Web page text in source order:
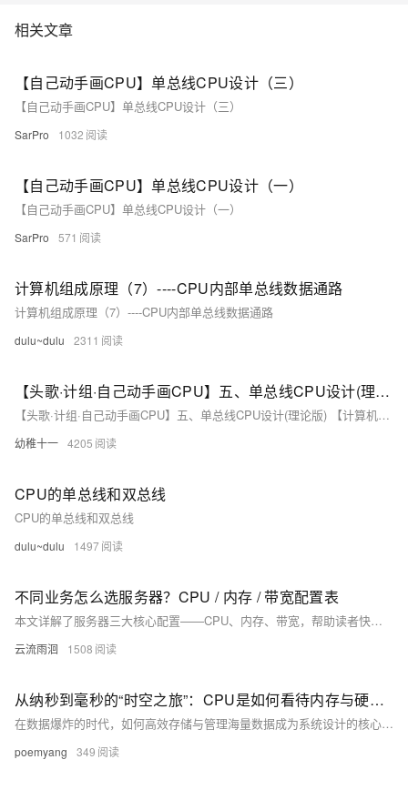
相关文章
【自己动手画CPU】单总线CPU设计（三）
【自己动手画CPU】单总线CPU设计（三）
SarPro 1032
【自己动手画CPU】单总线CPU设计（一）
【自己动手画CPU】单总线CPU设计（一）
SarPro 571
计算机组成原理（7）----CPU内部单总线数据通路
计算机组成原理（7）----CPU内部单总线数据通路
dulu~dulu 2311
【头歌·计组·自己动手画CPU】五、单总线CPU设计(理论版) 【计算机硬件系统设计】
【头歌·计组·自己动手画CPU】五、单总线CPU设计(理论版) 【计算机硬件系统设计】
幼稚十一 4205
CPU的单总线和双总线
CPU的单总线和双总线
dulu~dulu 1497
不同业务怎么选服务器？CPU / 内存 / 带宽配置表
本文详解了服务器三大核心配置——CPU、内存、带宽，帮助读者快速理解服务器性能原理。结合不同业务场景，如个人博客、电商、数据库、直播等，提供配置选择建议，并强调合理搭配的重要性，避免资源浪费或瓶颈限制。内容实用，适合初学者和业务选型参考。
云流雨洄 1508
从纳秒到毫秒的“时空之旅”：CPU是如何看待内存与硬盘的？
在数据爆炸的时代，如何高效存储与管理海量数据成为系统设计的核心挑战。本文从计算机存储体系结构出发，解析B+树、LSM树与Kafka日志结构在不同数据库中的应用与优化策略，帮助你深入理解高性能存储背后的原理。
poemyang 349